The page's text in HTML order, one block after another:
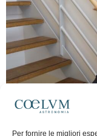
Per fornire le migliori
Frida Paolella - 16
spaziale europea e della